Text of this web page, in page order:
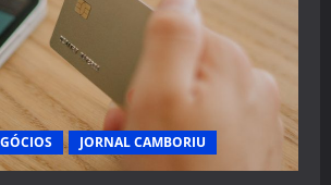
JORNAL CAMBORIU